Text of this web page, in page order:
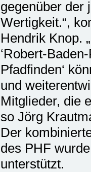
gegenüber der
Wertigkeit.“,
Hendrik Knop.
‘Robert-
Pfadfinden‘
und
Mitglieder, die
so Jörg
Der
des PHF
unterstützt.